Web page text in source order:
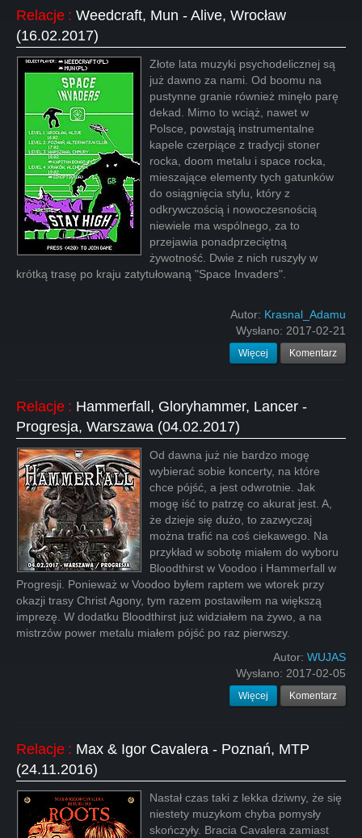
Relacje : Weedcraft, Mun - Alive, Wrocław
(16.02.2017)
Złote lata muzyki psychodelicznej są
już dawno za nami. Od boomu na
pustynne granie również minęło parę
dekad. Mimo to wciąż, nawet w
Polsce, powstają instrumentalne
kapele czerpiące z tradycji stoner
rocka, doom metalu i space rocka,
mieszające elementy tych gatunków
do osiągnięcia stylu, który z
odkrywczością i nowoczesnością
niewiele ma wspólnego, za to
przejawia ponadprzeciętną
żywotność. Dwie z nich ruszyły w
krótką trasę po kraju zatytułowaną "Space Invaders".
Autor: Krasnal_Adamu
Wysłano: 2017-02-21
Więcej Komentarz
Relacje : Hammerfall, Gloryhammer, Lancer -
Progresja, Warszawa (04.02.2017)
Od dawna już nie bardzo mogę
wybierać sobie koncerty, na które
chce pójść, a jest odwrotnie. Jak
mogę iść to patrzę co akurat jest. A,
że dzieje się dużo, to zazwyczaj
można trafić na coś ciekawego. Na
przykład w sobotę miałem do wyboru
Bloodthirst w Voodoo i Hammerfall w
Progresji. Ponieważ w Voodoo byłem raptem we wtorek przy
okazji trasy Christ Agony, tym razem postawiłem na większą
imprezę. W dodatku Bloodthirst już widziałem na żywo, a na
mistrzów power metalu miałem pójść po raz pierwszy.
Autor: WUJAS
Wysłano: 2017-02-05
Więcej Komentarz
Relacje : Max & Igor Cavalera - Poznań, MTP
(24.11.2016)
Nastał czas taki z lekka dziwny, że się
niestety muzykom chyba pomysły
skończyły. Bracia Cavalera zamiast